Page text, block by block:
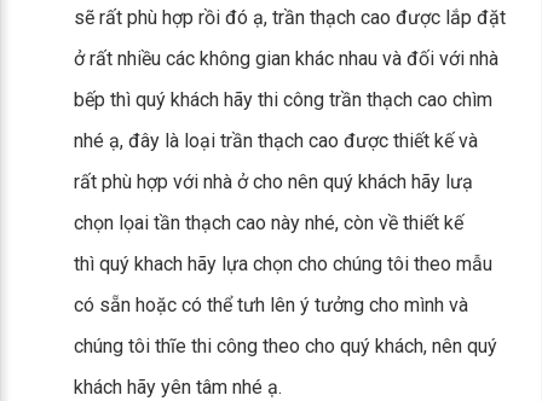
sẽ rất phù hợp rồi đó ạ, trần thạch cao được lắp đặt
ở rất nhiều các không gian khác nhau và đối với nhà
bếp thì quý khách hãy thi công trần thạch cao chìm
nhé ạ, đây là loại trần thạch cao được thiết kế và
rất phù hợp với nhà ở cho nên quý khách hãy lưạ
chọn lọai tần thạch cao này nhé, còn về thiết kế
thì quý khach hãy lựa chọn cho chúng tôi theo mẫu
có sẵn hoặc có thể tưh lên ý tưởng cho mình và
chúng tôi thĩe thi công theo cho quý khách, nên quý
khách hãy yên tâm nhé ạ.